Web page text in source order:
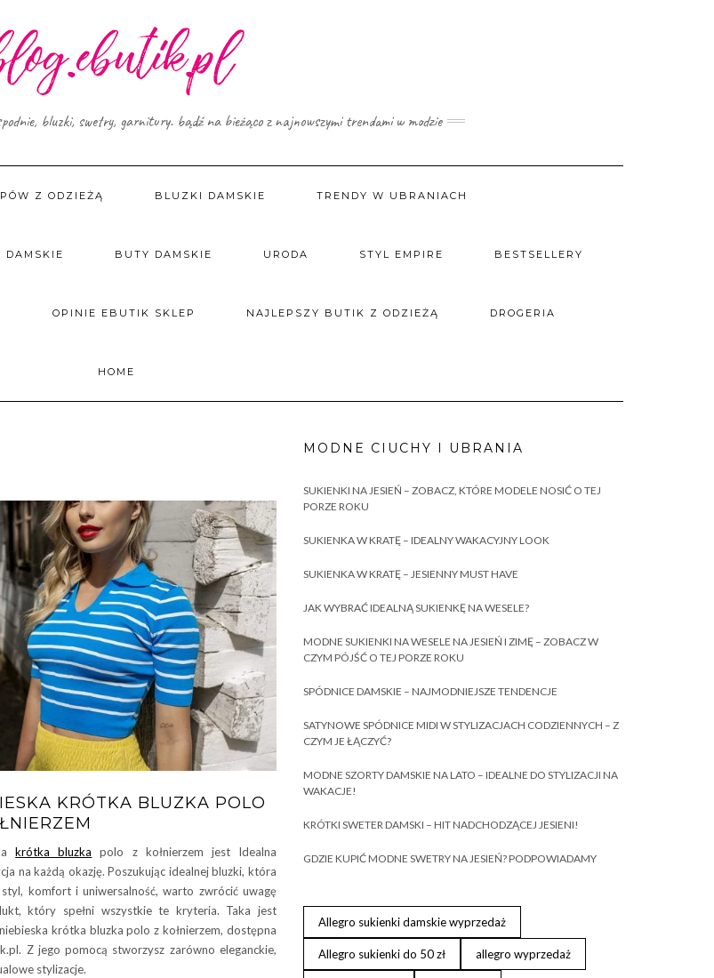
bluzki, swetry, garnitury. bądź na bieżąco z najnowszymi trendami w modzie
Z ODZIEŻĄ BLUZKI DAMSKIE TRENDY W UBRANIACH
DAMSKIE BUTY DAMSKIE URODA STYL EMPIRE BESTSELLERY
OPINIE EBUTIK SKLEP NAJLEPSZY BUTIK Z ODZIEŻĄ DROGERIA
HOME
KRÓTKA BLUZKA POLO
krótka bluzka polo z kołnierzem jest Idealna
na każdą okazję. Poszukując idealnej bluzki, która
styl, komfort i uniwersalność, warto zwrócić uwagę
który spełni wszystkie te kryteria. Taka jest
krótka bluzka polo z kołnierzem, dostępna
Z jego pomocą stworzysz zarówno eleganckie,
stylizacje.
MODNE CIUCHY I UBRANIA
SUKIENKI NA JESIEŃ – ZOBACZ, KTÓRE MODELE NOSIĆ O TEJ
PORZE ROKU
SUKIENKA W KRATĘ – IDEALNY WAKACYJNY LOOK
SUKIENKA W KRATĘ – JESIENNY MUST HAVE
JAK WYBRAĆ IDEALNĄ SUKIENKĘ NA WESELE?
MODNE SUKIENKI NA WESELE NA JESIEŃ I ZIMĘ – ZOBACZ W
CZYM PÓJŚĆ O TEJ PORZE ROKU
SPÓDNICE DAMSKIE – NAJMODNIEJSZE TENDENCJE
SATYNOWE SPÓDNICE MIDI W STYLIZACJACH CODZIENNYCH – Z
CZYM JE ŁĄCZYĆ?
MODNE SZORTY DAMSKIE NA LATO – IDEALNE DO STYLIZACJI NA
WAKACJE!
KRÓTKI SWETER DAMSKI – HIT NADCHODZĄCEJ JESIENI!
GDZIE KUPIĆ MODNE SWETRY NA JESIEŃ? PODPOWIADAMY
Allegro sukienki damskie wyprzedaż
Allegro sukienki do 50 zł allegro wyprzedaż